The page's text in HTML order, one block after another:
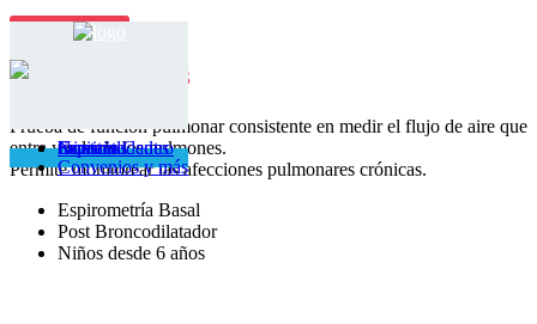
Inicio
Nuestro Centro
Servicios
Especialidades
Contacto
Convenios y más
Espirometría
PROCEDIMIENTOS
Prueba de función pulmonar consistente en medir el flujo de aire que
entra y sale de los pulmones.
Permite monitorear las afecciones pulmonares crónicas.
Espirometría Basal
Post Broncodilatador
Niños desde 6 años